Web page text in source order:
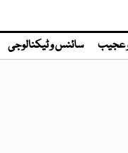
عجیب سائنس و ٹیکنالوجی